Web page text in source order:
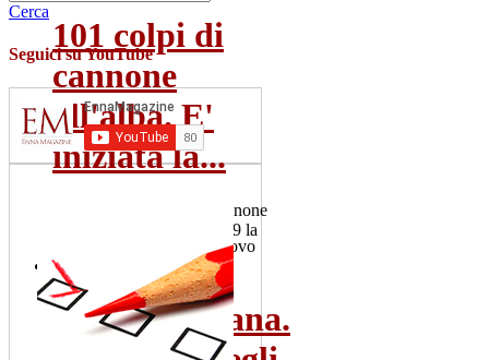
101 colpi di
cannone
all'alba. E'
iniziata la...
Il 2 luglio 101 colpi di cannone
salutano la Patrona. Alle 19 la
"Nave d'oro" esce dal...
gio 2 lug
Leggi Tutto
Rosario Gisana.
Cerca
Seguici su YouTube